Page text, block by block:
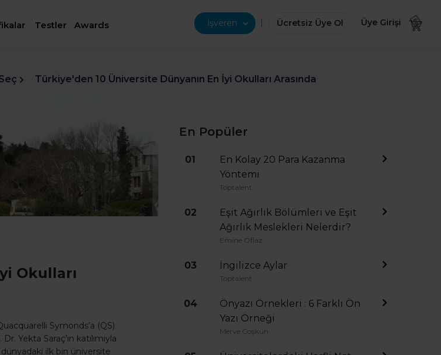
Testler Awards İşveren | Ücretsiz Üye Ol Üye Girişi
Türkiye'den 10 Üniversite Dünyanın En İyi Okulları Arasında
Okulları
Symonds’a (QS)
Yekta Saraç’ın katılımıyla
dünyadaki ilk bin üniversite
En Popüler
01
En Kolay 20 Para Kazanma
Yöntemi
Toptalent
02
Eşit Ağırlık Bölümleri ve Eşit
Ağırlık Meslekleri Nelerdir?
Emine Oflaz
03 İngilizce Aylar
Toptalent
04
Önyazı Örnekleri : 6 Farklı Ön
Yazı Örneği
Merve Coşkun